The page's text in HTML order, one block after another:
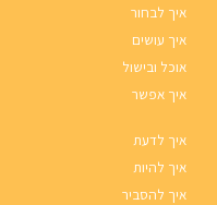
איך לבחור
איך עושים
אוכל ובישול
איך אפשר
איך לדעת
איך להיות
איך להסביר